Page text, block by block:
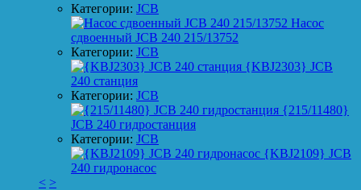
Категории: JCB
Насос
сдвоенный JCB 240 215/13752
Категории: JCB
{KBJ2303} JCB
240 станция
Категории: JCB
{215/11480}
JCB 240 гидростанция
Категории: JCB
{KBJ2109} JCB
240 гидронасос
< >